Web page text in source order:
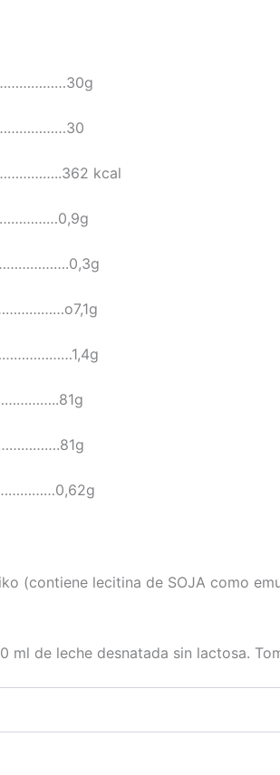
kcal
(contiene lecitina de SOJA como
ml de leche desnatada sin lactosa.